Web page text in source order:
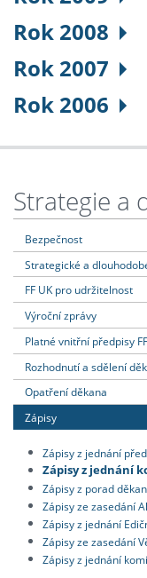
Rok 2008
Rok 2007
Rok 2006
Strategie a
Bezpečnost
Strategické a
FF UK pro udržitelnost
Výroční zprávy
Platné vnitřní předpisy
Rozhodnutí a sdělení
Opatření děkana
Zápisy
Zápisy z jednání
Zápisy z jednání
Zápisy z porad
Zápisy ze zasedání
Zápisy z jednání
Zápisy ze zasedání
Zápisy z jednání